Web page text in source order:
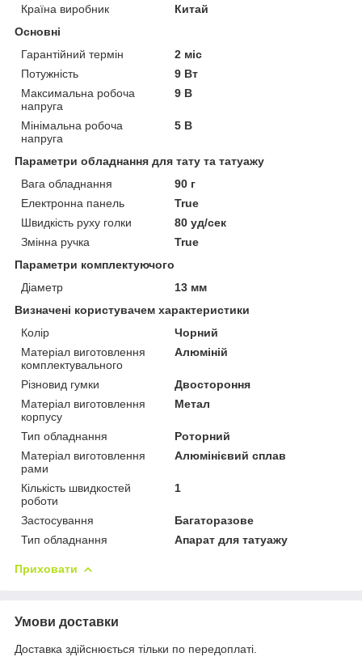
Країна виробник
Китай
Основні
Гарантійний термін
2 міс
Потужність
9 Вт
Максимальна робоча
напруга
9 В
Мінімальна робоча
напруга
5 В
Параметри обладнання для тату та татуажу
Вага обладнання
90 г
Електронна панель
True
Швидкість руху голки
80 уд/сек
Змінна ручка
True
Параметри комплектуючого
Діаметр
13 мм
Визначені користувачем характеристики
Колір
Чорний
Матеріал виготовлення
комплектувального
Алюміній
Різновид гумки
Двостороння
Матеріал виготовлення
корпусу
Метал
Тип обладнання
Роторний
Матеріал виготовлення
рами
Алюмінієвий сплав
Кількість швидкостей
роботи
1
Застосування
Багаторазове
Тип обладнання
Апарат для татуажу
Приховати
Умови доставки
Доставка здійснюється тільки по передоплаті.